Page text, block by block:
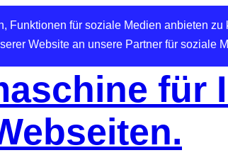
für soziale Medien anbieten
Website an unsere Partner für soziale
für